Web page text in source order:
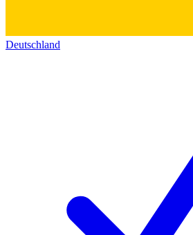
Deutschland